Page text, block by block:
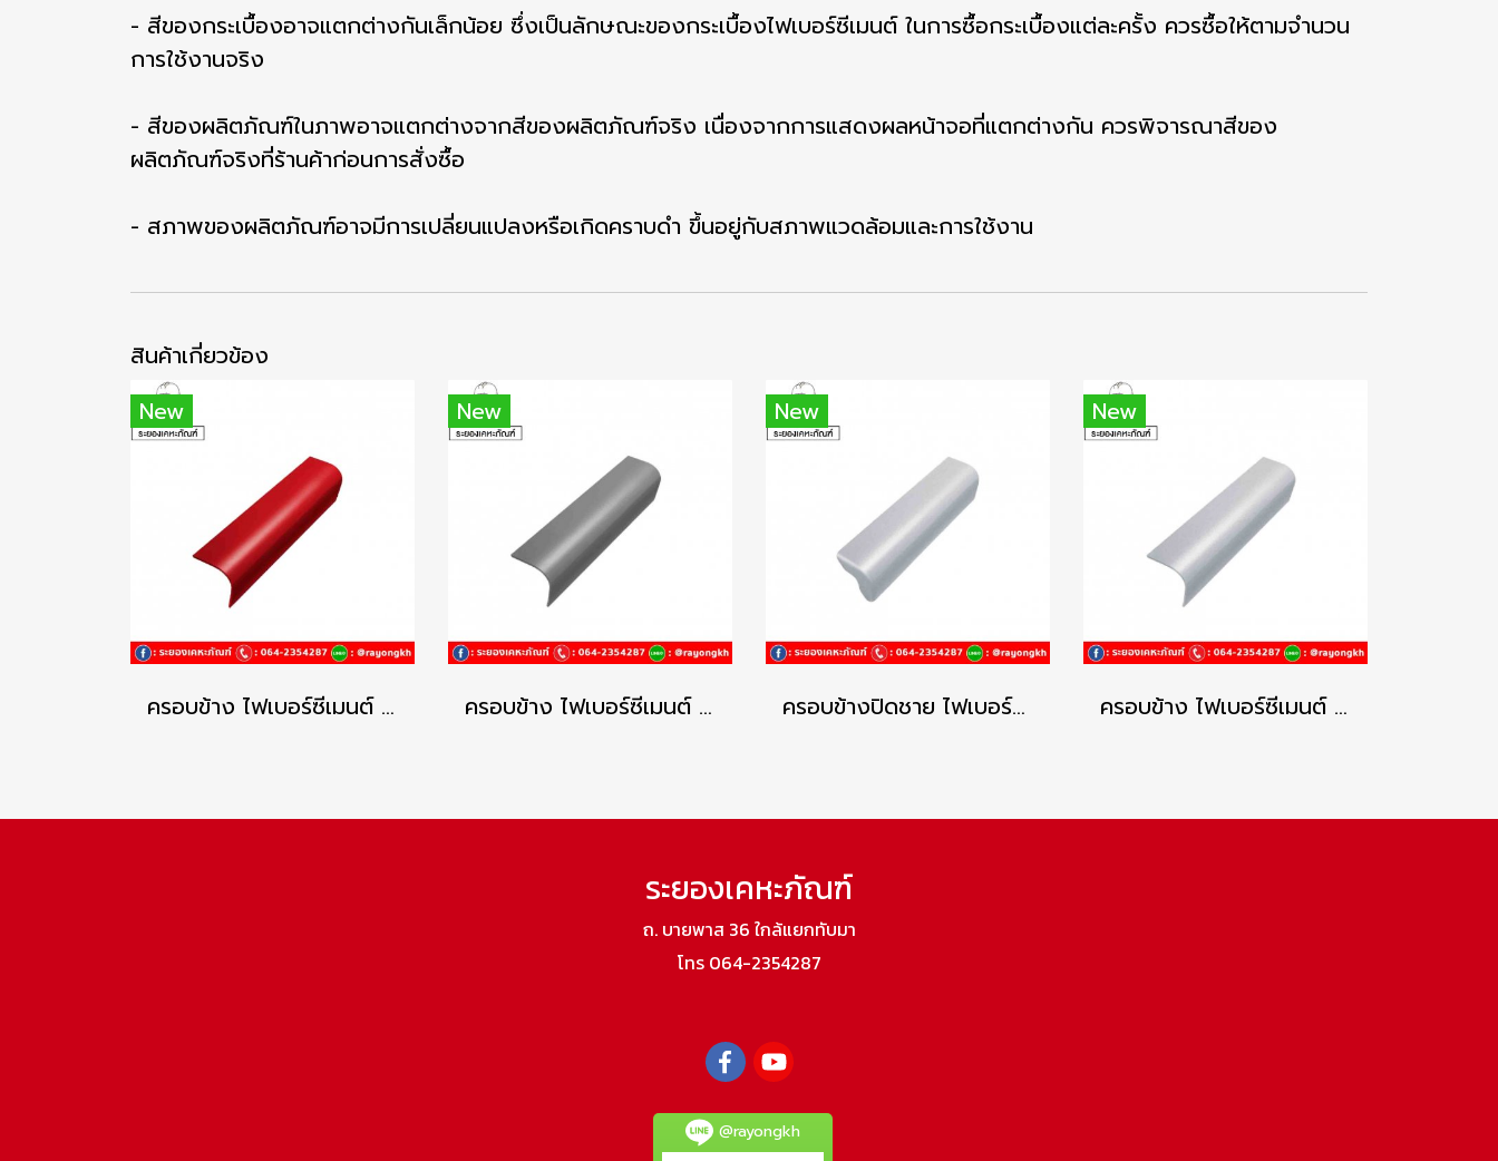
- สีของกระเบื้องอาจแตกต่างกันเล็กน้อย ซึ่งเป็นลักษณะของกระเบื้องไฟเบอร์ซีเมนต์ ในการซื้อกระเบื้องแต่ละครั้ง ควรซื้อให้ตามจำนวน
การใช้งานจริง
- สีของผลิตภัณฑ์ในภาพอาจแตกต่างจากสีของผลิตภัณฑ์จริง เนื่องจากการแสดงผลหน้าจอที่แตกต่างกัน ควรพิจารณาสีของ
ผลิตภัณฑ์จริงที่ร้านค้าก่อนการสั่งซื้อ
- สภาพของผลิตภัณฑ์อาจมีการเปลี่ยนแปลงหรือเกิดคราบดำ ขึ้นอยู่กับสภาพแวดล้อมและการใช้งาน
สินค้าเกี่ยวข้อง
New
ครอบข้าง ไฟเบอร์ซีเมนต์ เอสซีจี รุ่นลอนคู่ สีแดงประกายมุก
New
ครอบข้าง ไฟเบอร์ซีเมนต์ เอสซีจี รุ่นลอนคู่ สีเทาศิลา
New
ครอบข้างปิดชาย ไฟเบอร์ซีเมนต์ เอสซีจี รุ่นลอนคู่ ซีเมนต์
New
ครอบข้าง ไฟเบอร์ซีเมนต์ เอสซีจี รุ่นลอนคู่ ซีเมนต์
ระยองเคหะภัณฑ์
ถ. บายพาส 36 ใกล้แยกทับมา
โทร 064-2354287
@rayongkh